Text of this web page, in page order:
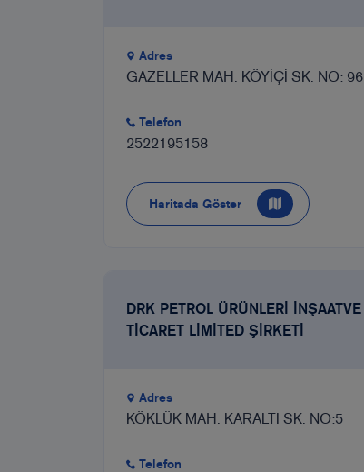
Adres
GAZELLER MAH. KÖYİÇİ SK. NO: 96
Telefon
2522195158
Haritada Göster
DRK PETROL ÜRÜNLERİ İNŞAATVE
TİCARET LİMİTED ŞİRKETİ
Adres
KÖKLÜK MAH. KARALTI SK. NO:5
Telefon